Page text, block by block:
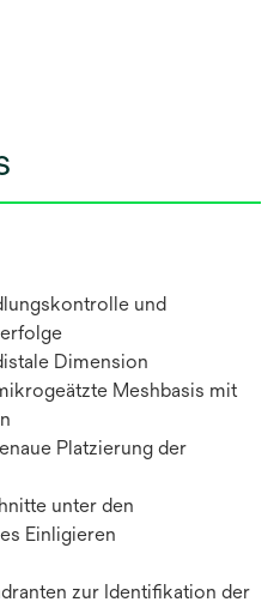
und
Dimension
Meshbasis mit
Platzierung der
unter den
Einligieren
zur Identifikation der